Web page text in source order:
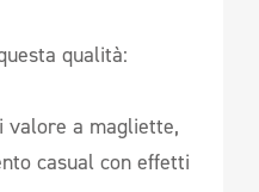
qualità:
valore a magliette,
casual con effetti